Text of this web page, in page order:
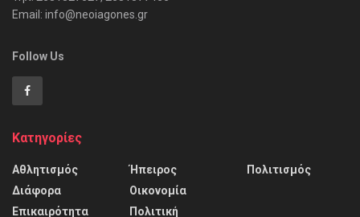
Email: info@neoiagones.gr
Follow Us
Κατηγορίες
Αθλητισμός
Διάφορα
Επικαιρότητα
Ήπειρος
Οικονομία
Πολιτική
Πολιτισμός